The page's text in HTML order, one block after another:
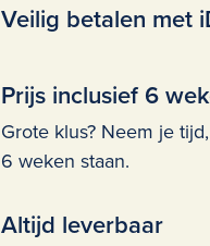
Veilig betalen met
Prijs inclusief 6
Grote klus? Neem je
6 weken staan.
Altijd leverbaar